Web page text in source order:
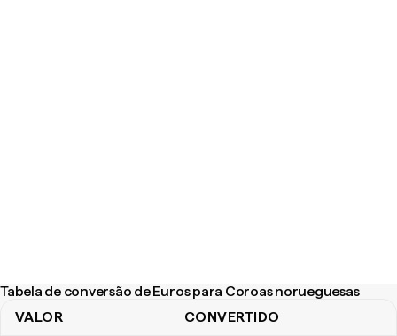
Tabela de conversão de Euros para Coroas norueguesas
VALOR CONVERTIDO